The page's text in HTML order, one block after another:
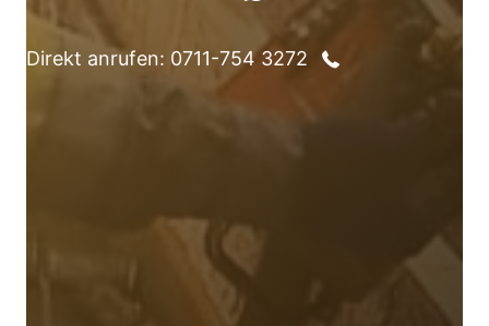
Direkt anrufen: 0711-754 3272